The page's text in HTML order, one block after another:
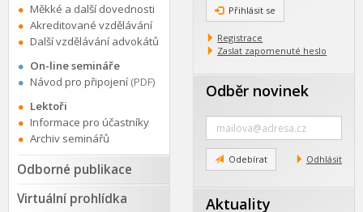
Měkké a další dovednosti
Akreditované vzdělávání
Další vzdělávání advokátů
On-line semináře
Návod pro připojení (PDF)
Lektoři
Informace pro účastníky
Archiv seminářů
Odborné publikace
Virtuální prohlídka
Přihlásit se
Registrace
Zaslat zapomenuté heslo
Odběr novinek
Zadejte
mail
Odebírat Odhlásit
Aktuality